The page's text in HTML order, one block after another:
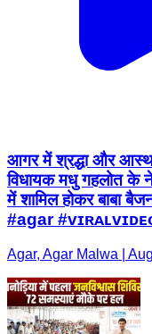
आगर में श्रद्धा और
विधायक मधु गहलोत के
में शामिल होकर बाबा
#agar
Agar, Agar Malwa |